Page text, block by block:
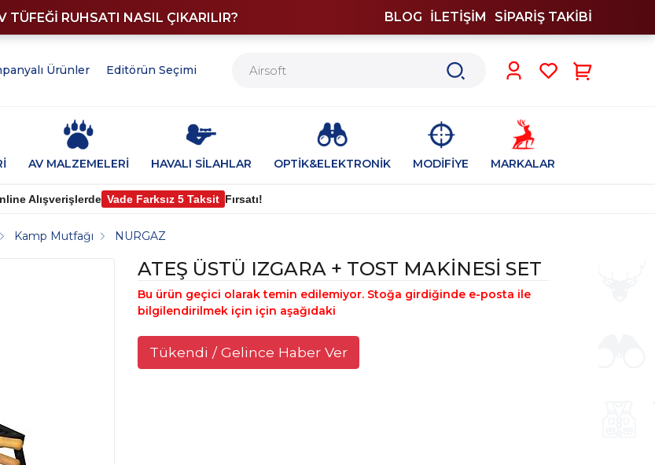
TÜFEĞİ RUHSATI NASIL ÇIKARILIR? BLOG İLETİŞİM SİPARİŞ TAKİBİ
Ürünler Editörün Seçimi
AV MALZEMELERİ HAVALI SİLAHLAR OPTİK&ELEKTRONİK MODİFİYE MARKALAR
Alışverişlerde Vade Farksız 5 Taksit Fırsatı!
Kamp Mutfağı NURGAZ
ATEŞ ÜSTÜ IZGARA + TOST MAKİNESİ SET
Bu ürün geçici olarak temin edilemiyor. Stoğa girdiğinde e-posta ile
bilgilendirilmek için için aşağıdaki
Tükendi / Gelince Haber Ver